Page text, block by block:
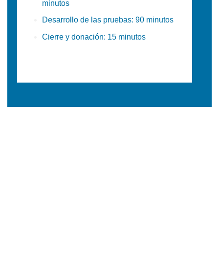
minutos
Desarrollo de las pruebas: 90 minutos
Cierre y donación: 15 minutos